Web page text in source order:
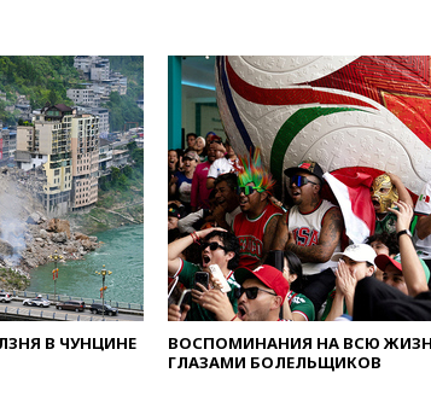
Анискино в
области
12:15
планирует
ограничения
в соцсети
11:58 Резаи:
открытия
Ормузском
11:48
громких
В ЧУНЦИНЕ
ВОСПОМИНАНИЯ НА ВСЮ
ГЛАЗАМИ БОЛЕЛЬЩИКОВ